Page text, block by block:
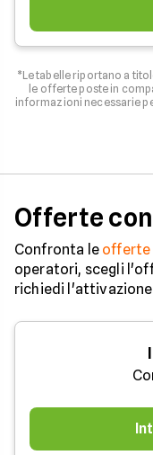
*Le tabelle riportano a
le offerte poste in
informazioni necessarie
Offerte
Confronta le offerte
operatori, scegli
richiedi l'attivazione